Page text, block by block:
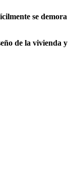
se
de la vivienda